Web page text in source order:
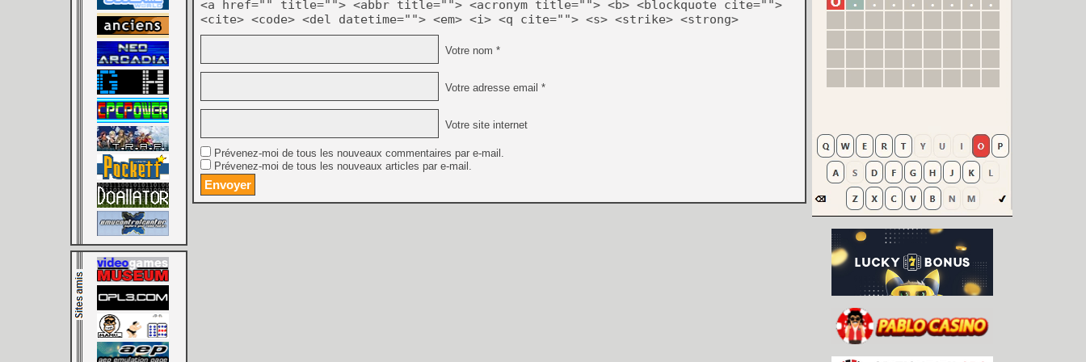
<a href="" title=""> <abbr title=""> <acronym title=""> <b> <blockquote cite="">
<cite> <code> <del datetime=""> <em> <i> <q cite=""> <s> <strike> <strong>
Votre nom *
Votre adresse email *
Votre site internet
Prévenez-moi de tous les nouveaux commentaires par e-mail.
Prévenez-moi de tous les nouveaux articles par e-mail.